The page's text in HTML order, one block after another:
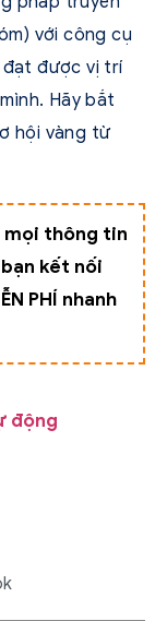
với công cụ
được vị trí
Hãy bắt
hội vàng từ
mọi thông tin
kết nối
PHÍ nhanh
động